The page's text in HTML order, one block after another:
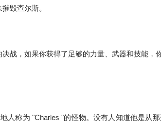
毁查尔斯。
战，如果你获得了足够的力量、武器和技能，
人称为 "Charles "的怪物。没有人知道他是从